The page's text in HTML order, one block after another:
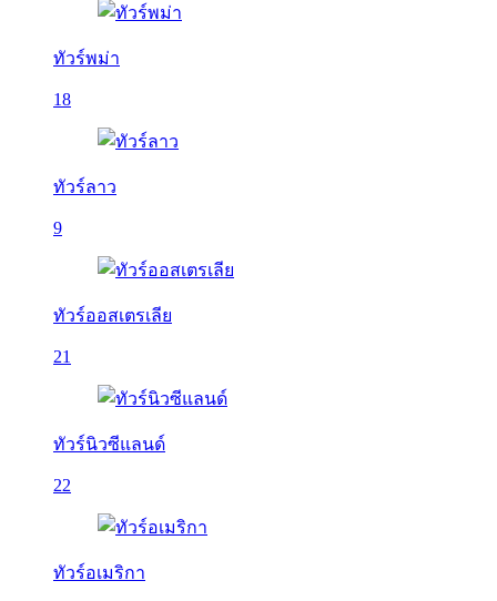
ทัวร์พม่า
18
ทัวร์ลาว
9
ทัวร์ออสเตรเลีย
21
ทัวร์นิวซีแลนด์
22
ทัวร์อเมริกา